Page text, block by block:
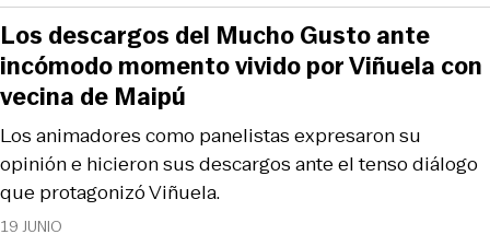
19 JUNIO
Los animadores como panelistas expresaron su
opinión e hicieron sus descargos ante el tenso diálogo
que protagonizó Viñuela.
Los descargos del Mucho Gusto ante
incómodo momento vivido por Viñuela con
vecina de Maipú